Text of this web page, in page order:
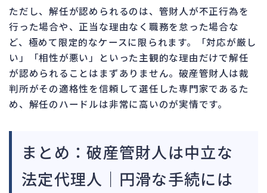
ただし、解任が認められるのは、管財人が不正行為を
行った場合や、正当な理由なく職務を怠った場合な
ど、極めて限定的なケースに限られます。「対応が厳し
い」「相性が悪い」といった主観的な理由だけで解任
が認められることはまずありません。破産管財人は裁
判所がその適格性を信頼して選任した専門家であるた
め、解任のハードルは非常に高いのが実情です。
まとめ：破産管財人は中立な
法定代理人｜円滑な手続には